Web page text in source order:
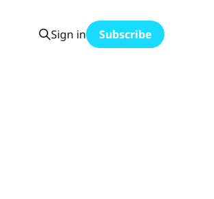
Sign in Subscribe